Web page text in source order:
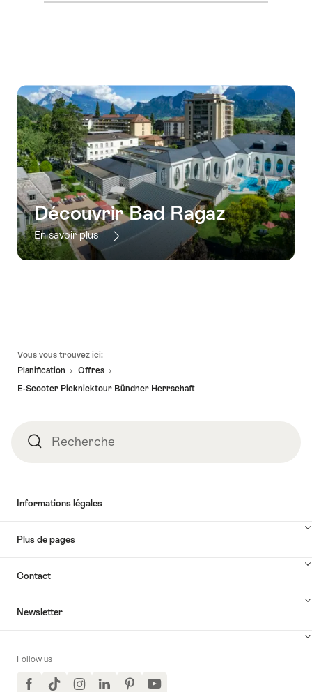
la
disponibilité
Découvrir Bad Ragaz
En savoir plus
Vous vous trouvez ici:
Planification
Offres
E-Scooter Picknicktour Bündner Herrschaft
RechercheRecherche
Informations légales
Plus de pages
Contact
Newsletter
Follow us
FacebookTikTokInstagramLinkedInPinterestYouTube